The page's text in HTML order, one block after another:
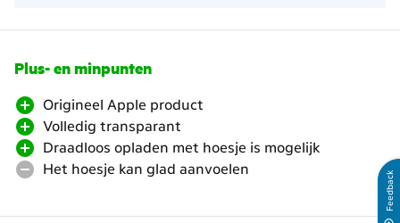
Plus- en minpunten
Origineel Apple product
Volledig transparant
Draadloos opladen met hoesje is mogelijk
Het hoesje kan glad aanvoelen
Feedback